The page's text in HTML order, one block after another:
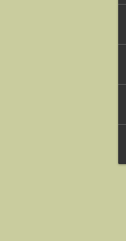
родини Дмітрухів